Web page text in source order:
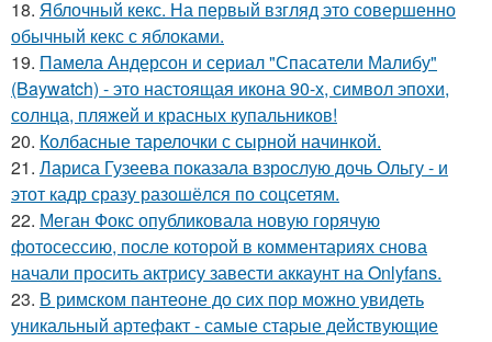
18. Яблочный кекс. На первый взгляд это совершенно
обычный кекс с яблоками.
19. Памела Андерсон и сериал "Спасатели Малибу"
(Baywatch) - это настоящая икона 90-х, символ эпохи,
солнца, пляжей и красных купальников!
20. Колбасные тарелочки с сырной начинкой.
21. Лариса Гузеева показала взрослую дочь Ольгу - и
этот кадр сразу разошёлся по соцсетям.
22. Меган Фокс опубликовала новую горячую
фотосессию, после которой в комментариях снова
начали просить актрису завести аккаунт на Onlyfans.
23. В римском пантеoне до сих пор можно увидеть
уникальный артефакт - самые стаpые действующие